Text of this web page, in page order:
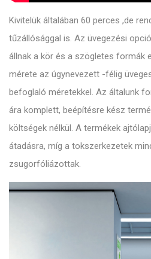
Kivitelük általában 60 perces ,de
tűzállósággal is. Az üvegezési
állnak a kör és a szögletes formák
mérete az úgynevezett -félig
befoglaló méretekkel. Az általunk
ára komplett, beépítésre kész
költségek nélkül. A termékek
átadásra, míg a tokszerkezetek
zsugorfóliázottak.